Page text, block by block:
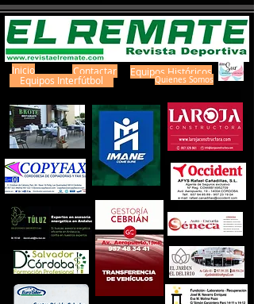
Inicio Contactar
Equipos Interfútbol
Equipos Históricos
Quienes Somos